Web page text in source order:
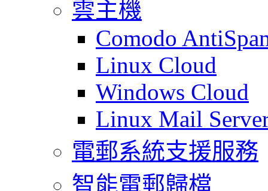
雲主機
Comodo
Linux Cloud
Windows Cloud
Linux Mail
電郵系統支援服務
智能電郵歸檔